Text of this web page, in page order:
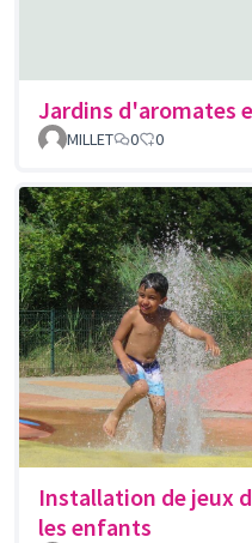
Jardins d'aromates
MILLET 0 0
Installation de jeux
les enfants